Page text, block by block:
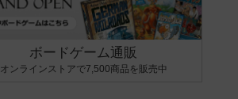
ボードゲーム通販
オンラインストアで7,500商品を販売中